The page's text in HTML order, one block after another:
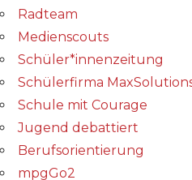
Radteam
Medienscouts
Schüler*innenzeitung
Schülerfirma
Schule mit Courage
Jugend debattiert
Berufsorientierung
mpgGo2